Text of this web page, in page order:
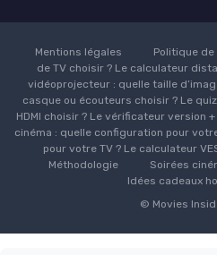
Mentions légales Politique
de TV choisir ? Le calculateur
vidéoprojecteur : quelle taille
casque ou écouteurs choisir ? Le
HDMI choisir ? Le vérificateur version
cinéma : quelle configuration pour
pour votre TV ? Le calculateur
Méthodologie
Soirées
Idées cadeaux
© Movies